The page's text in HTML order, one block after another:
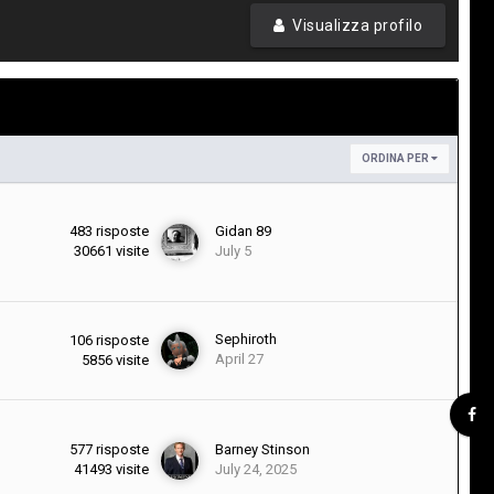
Visualizza profilo
ORDINA PER
483 risposte
30661 visite
Gidan 89
July 5
106 risposte
5856 visite
Sephiroth
April 27
577 risposte
41493 visite
Barney Stinson
July 24, 2025